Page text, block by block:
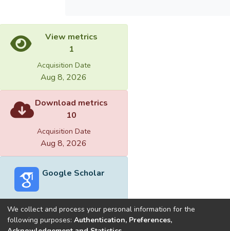
View metrics
1
Acquisition Date
Aug 8, 2026
Download metrics
10
Acquisition Date
Aug 8, 2026
Google Scholar
We collect and process your personal information for the
following purposes: Authentication, Preferences,